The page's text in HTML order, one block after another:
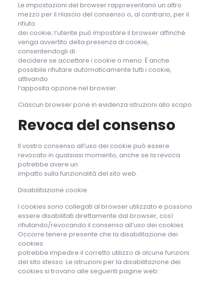
Le impostazioni del browser rappresentano un altro
mezzo per il rilascio del consenso o, al contrario, per il
rifiuto
dei cookie; l’utente può impostare il browser affinché
venga avvertito della presenza di cookie,
consentendogli di
decidere se accettare i cookie o meno. È anche
possibile rifiutare automaticamente tutti i cookie,
attivando
l’apposita opzione nel browser.
Ciascun browser pone in evidenza istruzioni allo scopo.
Revoca del consenso
Il vostro consenso all’uso dei cookie può essere
revocato in qualsiasi momento, anche se la revoca
potrebbe avere un
impatto sulla funzionalità del sito web.
Disabilitazione cookie
I cookies sono collegati al browser utilizzato e possono
essere disabilitati direttamente dal browser, così
rifiutando/revocando il consenso all’uso dei cookies.
Occorre tenere presente che la disabilitazione dei
cookies
potrebbe impedire il corretto utilizzo di alcune funzioni
del sito stesso. Le istruzioni per la disabilitazione dei
cookies si trovano alle seguenti pagine web: